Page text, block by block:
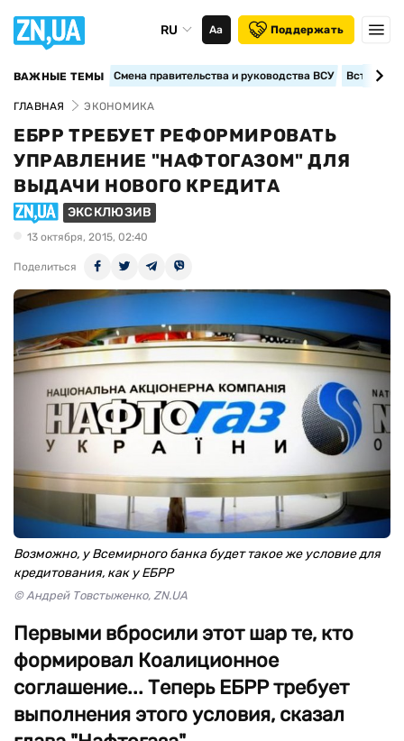
RU Аа Поддержать
ВАЖНЫЕ ТЕМЫ Смена правительства и руководства ВСУ
ГЛАВНАЯ ЭКОНОМИКА
ЕБРР ТРЕБУЕТ РЕФОРМИРОВАТЬ
УПРАВЛЕНИЕ "НАФТОГАЗОМ" ДЛЯ
ВЫДАЧИ НОВОГО КРЕДИТА
ЭКСКЛЮЗИВ
13 октября, 2015, 02:40
Поделиться
Возможно, у Всемирного банка будет такое же условие для
кредитования, как у ЕБРР
© Андрей Товстыженко, ZN.UA
Первыми вбросили этот шар те, кто
формировал Коалиционное
соглашение... Теперь ЕБРР требует
выполнения этого условия, сказал